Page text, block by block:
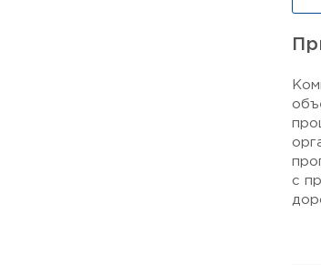
с